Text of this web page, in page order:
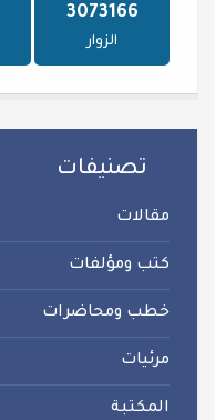
4106296
الزوار
تصنيفات
مقالات
كتب ومؤلفات
خطب ومحاضرات
مرئيات
المكتبة